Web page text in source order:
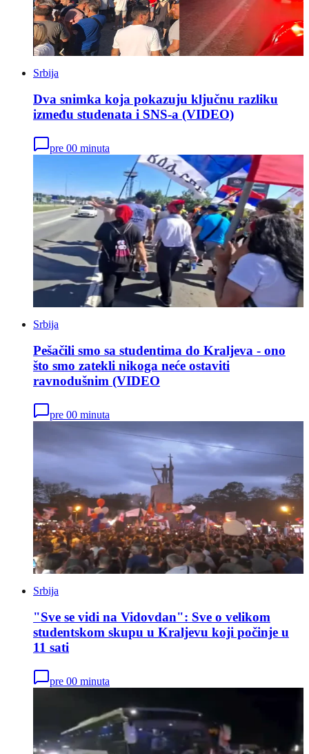
Srbija
Dva snimka koja pokazuju ključnu razliku
između studenata i SNS-a (VIDEO)
pre 00 minuta
Srbija
Pešačili smo sa studentima do Kraljeva - ono
što smo zatekli nikoga neće ostaviti
ravnodušnim (VIDEO
pre 00 minuta
Srbija
"Sve se vidi na Vidovdan": Sve o velikom
studentskom skupu u Kraljevu koji počinje u
11 sati
pre 00 minuta